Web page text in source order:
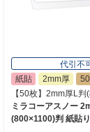
代引不
紙貼
2mm厚
【50枚】2mm厚L
ミラコーアスノー
(800×1100)判 紙貼